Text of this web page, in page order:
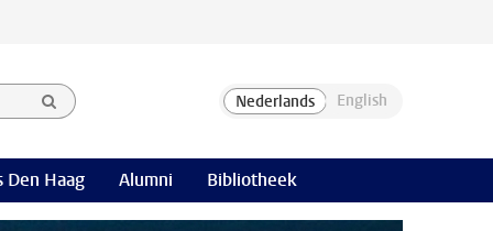
Den Haag Alumni Bibliotheek